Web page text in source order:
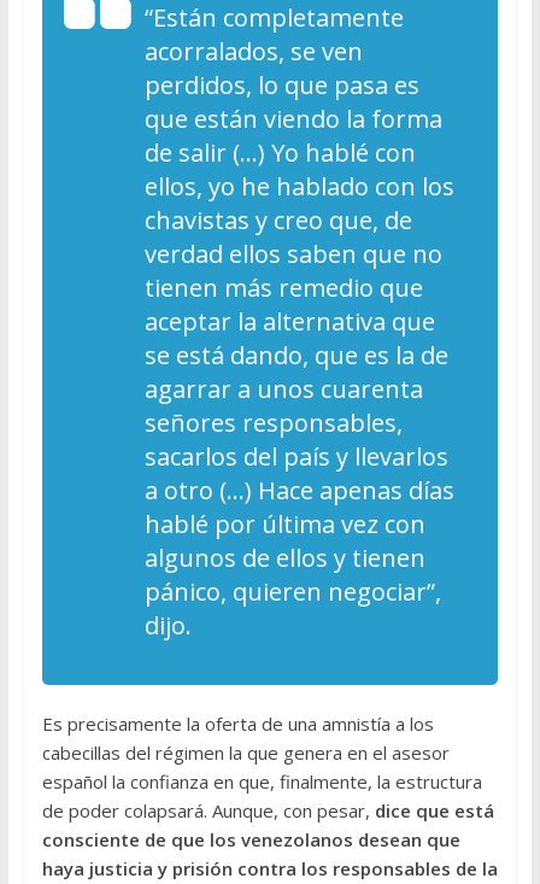
“Están completamente
acorralados, se ven
perdidos, lo que pasa es
que están viendo la forma
de salir (…) Yo hablé con
ellos, yo he hablado con los
chavistas y creo que, de
verdad ellos saben que no
tienen más remedio que
aceptar la alternativa que
se está dando, que es la de
agarrar a unos cuarenta
señores responsables,
sacarlos del país y llevarlos
a otro (…) Hace apenas días
hablé por última vez con
algunos de ellos y tienen
pánico, quieren negociar”,
dijo.
Es precisamente la oferta de una amnistía a los
cabecillas del régimen la que genera en el asesor
español la confianza en que, finalmente, la estructura
de poder colapsará. Aunque, con pesar, dice que está
consciente de que los venezolanos desean que
haya justicia y prisión contra los responsables de la